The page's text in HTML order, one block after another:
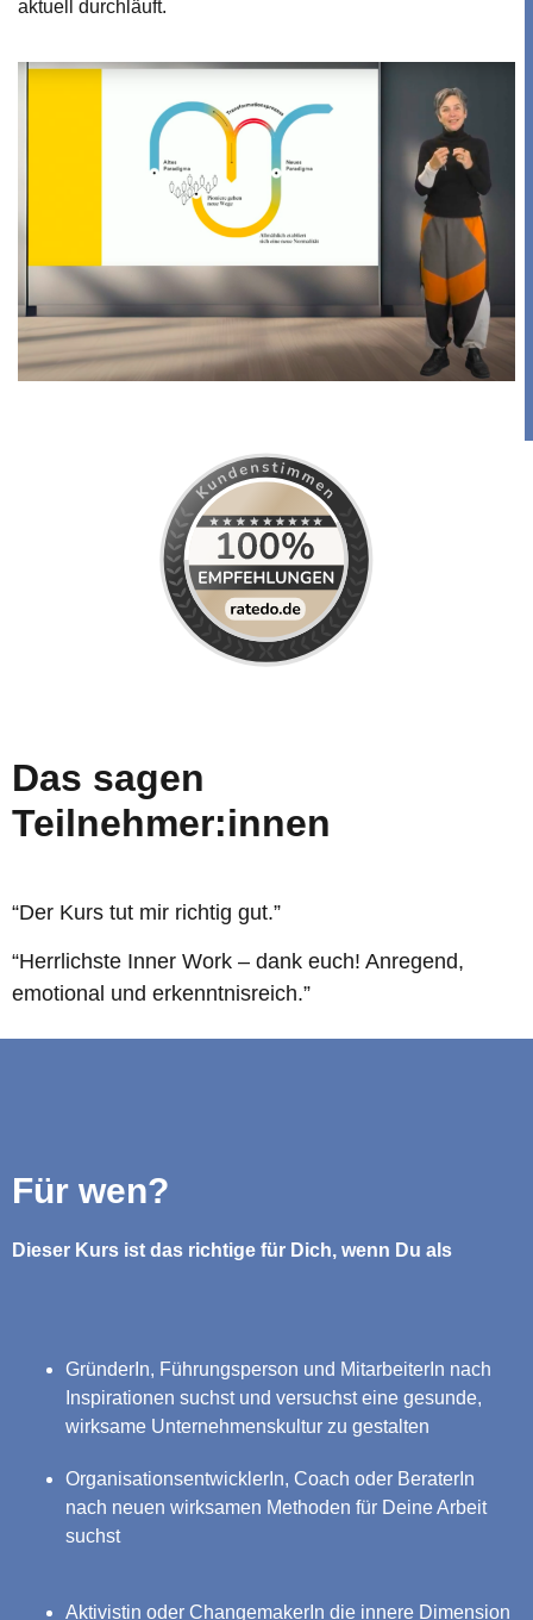
aktuell durchläuft.
Das sagen
Teilnehmer:innen
“Der Kurs tut mir richtig gut.”
“Herrlichste Inner Work – dank euch! Anregend,
emotional und erkenntnisreich.”
Für wen?
Dieser Kurs ist das richtige für Dich, wenn Du als
GründerIn, Führungsperson und MitarbeiterIn nach
Inspirationen suchst und versuchst eine gesunde,
wirksame Unternehmenskultur zu gestalten
OrganisationsentwicklerIn, Coach oder BeraterIn
nach neuen wirksamen Methoden für Deine Arbeit
suchst
Aktivistin oder ChangemakerIn die innere Dimension